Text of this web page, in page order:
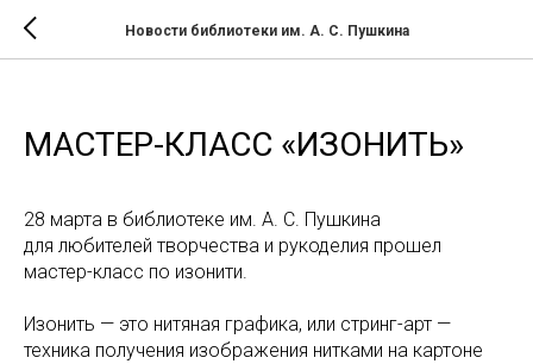
Новости библиотеки им. А. С. Пушкина
МАСТЕР-КЛАСС «ИЗОНИТЬ»
28 марта в библиотеке им. А. С. Пушкина
для любителей творчества и рукоделия прошел
мастер-класс по изонити.
Изонить — это нитяная графика, или стринг-арт —
техника получения изображения нитками на картоне